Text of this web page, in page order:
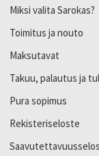
Miksi valita Sarokas?
Toimitus ja nouto
Maksutavat
Takuu, palautus ja
Pura sopimus
Rekisteriseloste